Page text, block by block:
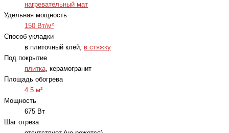
нагревательный мат
Удельная мощность
150 Вт/м²
Способ укладки
в плиточный клей, в стяжку
Под покрытие
плитка , керамогранит
Площадь обогрева
4.5 м²
Мощность
675 Вт
Шаг отреза